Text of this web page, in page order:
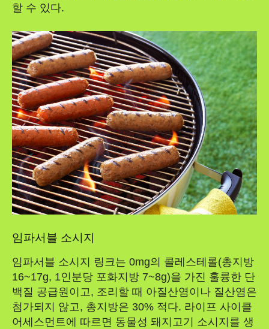
할 수 있다.
임파서블 소시지
임파서블 소시지 링크는 0mg의 콜레스테롤(총지방
16~17g, 1인분당 포화지방 7~8g)을 가진 훌륭한 단
백질 공급원이고, 조리할 때 아질산염이나 질산염은
첨가되지 않고, 총지방은 30% 적다. 라이프 사이클
어세스먼트에 따르면 동물성 돼지고기 소시지를 생